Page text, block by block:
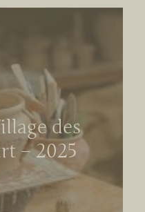
des
– 2025